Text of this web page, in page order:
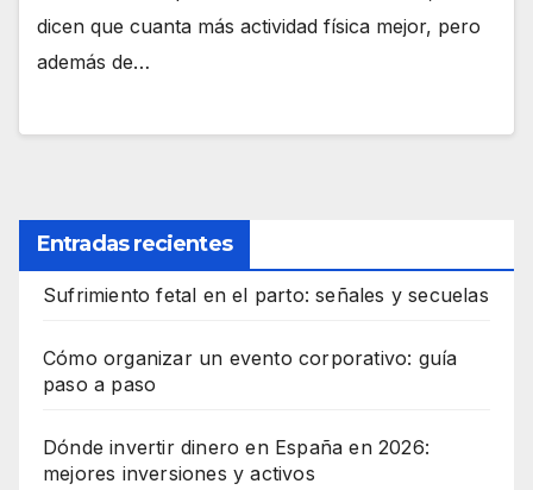
dicen que cuanta más actividad física mejor, pero
además de…
Entradas recientes
Sufrimiento fetal en el parto: señales y secuelas
Cómo organizar un evento corporativo: guía
paso a paso
Dónde invertir dinero en España en 2026:
mejores inversiones y activos